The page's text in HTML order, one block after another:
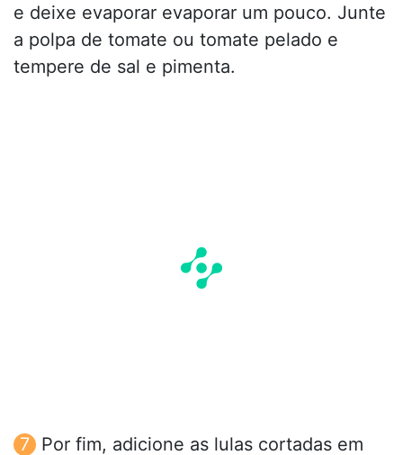
e deixe evaporar evaporar um pouco. Junte
a polpa de tomate ou tomate pelado e
tempere de sal e pimenta.
Por fim, adicione as lulas cortadas em